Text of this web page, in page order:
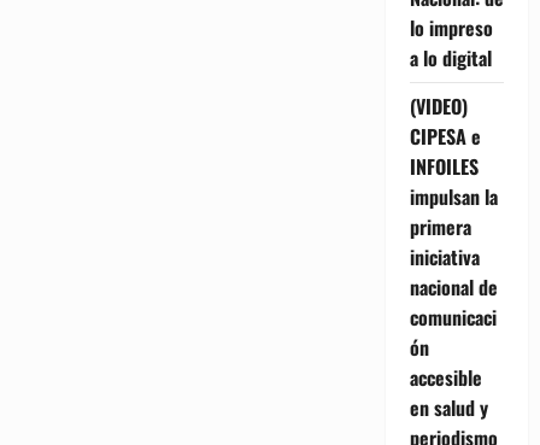
lo impreso
a lo digital
(VIDEO)
CIPESA e
INFOILES
impulsan la
primera
iniciativa
nacional de
comunicaci
ón
accesible
en salud y
periodismo